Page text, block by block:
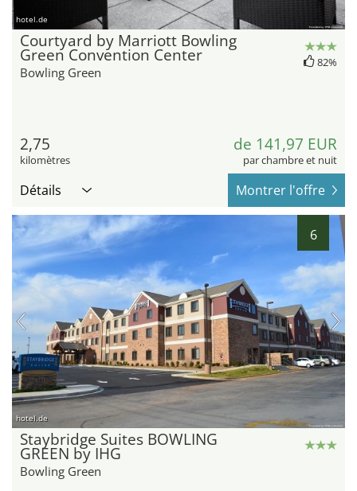
hotel.de
Courtyard by Marriott Bowling
Green Convention Center
Bowling Green
82%
2,75
kilomètres
de 141,97 EUR
par chambre et nuit
Détails Montrer l'offre
6
hotel.de
Staybridge Suites BOWLING
GREEN by IHG
Bowling Green